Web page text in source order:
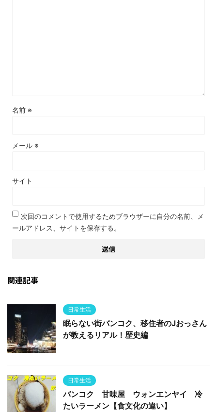
名前 ※
メール ※
サイト
次回のコメントで使用するためブラウザーに自分の名前、メ
ールアドレス、サイトを保存する。
関連記事
日常生活
眠らない街バンコク、移住者のJおっさん
が教えるリアル！歴史編
日常生活
バンコク 甘味屋 ウォンエンヤイ 冷
たいラーメン【食文化の違い】